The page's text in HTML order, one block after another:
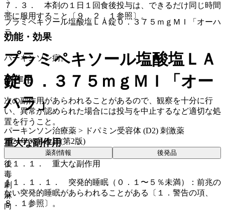
７．３． 本剤の１日１回食後投与は、できるだけ同じ時間
帯に服用すること〔９．２．１参照〕。
効能・効果
パーキンソン病。
副作用
次の副作用があらわれることがあるので、観察を十分に行
い、異常が認められた場合には投与を中止するなど適切な処
置を行うこと。
重大な副作用
１１．１． 重大な副作用
１１．１．１． 突発的睡眠（０．１〜５％未満）：前兆の
ない突発的睡眠があらわれることがある〔１．警告の項、
８．１参照〕。
プラミペキソール塩酸塩ＬＡ錠０．３７５ｍｇＭＩ「オーハ
ラ」
プラミペキソール塩酸塩ＬＡ
錠０．３７５ｍｇＭＩ「オー
ハラ」
パーキンソン治療薬 > ドパミン受容体 (D2) 刺激薬
2024年06月改訂(第2版)
薬剤情報 後発品
後
毒
劇
麻
向